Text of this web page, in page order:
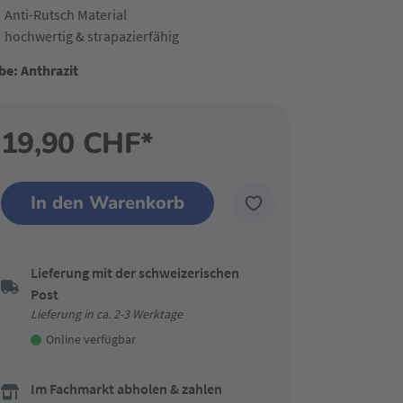
Anti-Rutsch Material
hochwertig & strapazierfähig
Anthrazit
19,90 CHF*
In den Warenkorb
Lieferung mit der schweizerischen
Post
Lieferung in ca. 2-3 Werktage
Online verfügbar
Im Fachmarkt abholen & zahlen